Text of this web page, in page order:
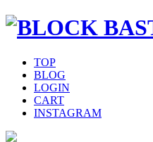
TOP
BLOG
LOGIN
CART
INSTAGRAM